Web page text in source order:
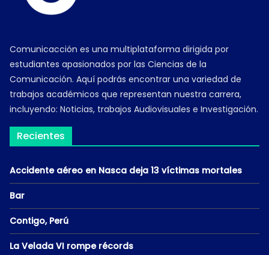
Comunicacción es una multiplataforma dirigida por
estudiantes apasionados por las Ciencias de la
Comunicación. Aquí podrás encontrar una variedad de
trabajos académicos que representan nuestra carrera,
incluyendo: Noticias, trabajos Audiovisuales e Investigación.
Recientes
Accidente aéreo en Nasca deja 13 víctimas mortales
Bar
Contigo, Perú
La Velada VI rompe récords